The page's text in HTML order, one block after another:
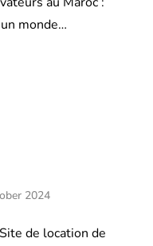
monde…
2024
de location de